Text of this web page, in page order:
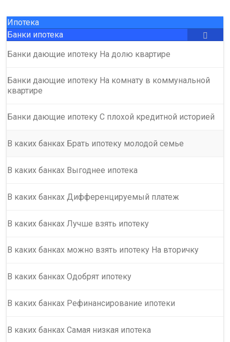
Ипотека
Банки ипотека
Банки дающие ипотеку На долю квартире
Банки дающие ипотеку На комнату в коммунальной
квартире
Банки дающие ипотеку С плохой кредитной историей
В каких банках Брать ипотеку молодой семье
В каких банках Выгоднее ипотека
В каких банках Дифференцируемый платеж
В каких банках Лучше взять ипотеку
В каких банках можно взять ипотеку На вторичку
В каких банках Одобрят ипотеку
В каких банках Рефинансирование ипотеки
В каких банках Самая низкая ипотека